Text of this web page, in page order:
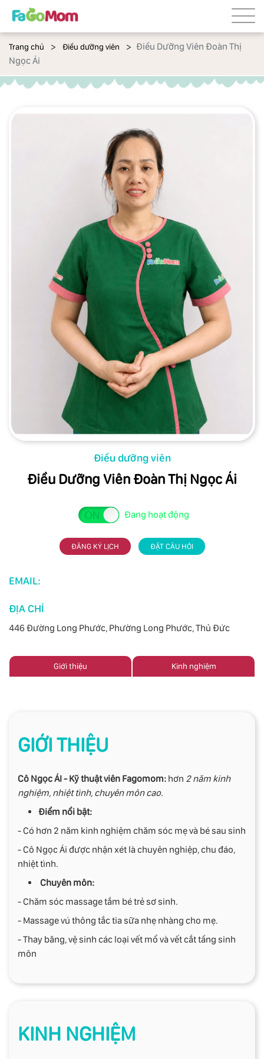
Trang chủ Điều dưỡng viên
Điều Dưỡng Viên Đoàn Thị
Ngọc Ái
Điều dưỡng viên
Điều Dưỡng Viên Đoàn Thị Ngọc Ái
Đang hoạt động
ĐĂNG KÝ LỊCH ĐẶT CÂU HỎI
EMAIL:
ĐỊA CHỈ
446 Đường Long Phước, Phường Long Phước, Thủ Đức
Giới thiệu Kinh nghiệm
GIỚI THIỆU
Cô Ngọc ÁI - Kỹ thuật viên Fagomom: hơn 2 năm kinh
nghiệm, nhiệt tình, chuyên môn cao.
Điểm nổi bật:
- Có hơn 2 năm kinh nghiệm chăm sóc mẹ và bé sau sinh
- Cô Ngọc Ái được nhận xét là chuyên nghiệp, chu đáo,
nhiệt tình.
Chuyên môn:
- Chăm sóc massage tắm bé trẻ sơ sinh.
- Massage vú thông tắc tia sữa nhẹ nhàng cho mẹ.
- Thay băng, vệ sinh các loại vết mổ và vết cắt tầng sinh
môn
KINH NGHIỆM